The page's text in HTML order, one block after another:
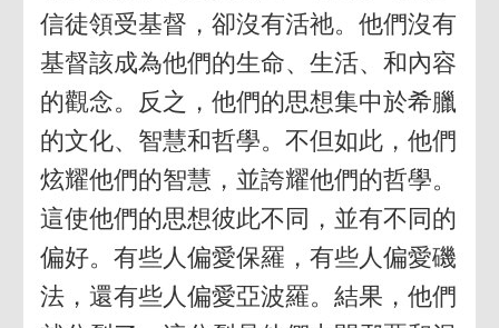
信徒領受基督，卻沒有活祂。他們沒有
基督該成為他們的生命、生活、和內容
的觀念。反之，他們的思想集中於希臘
的文化、智慧和哲學。不但如此，他們
炫耀他們的智慧，並誇耀他們的哲學。
這使他們的思想彼此不同，並有不同的
偏好。有些人偏愛保羅，有些人偏愛磯
法，還有些人偏愛亞波羅。結果，他們